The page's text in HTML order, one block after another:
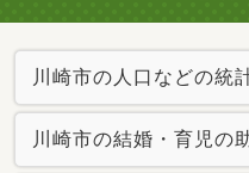
川崎市の人口などの統
川崎市の結婚・育児の